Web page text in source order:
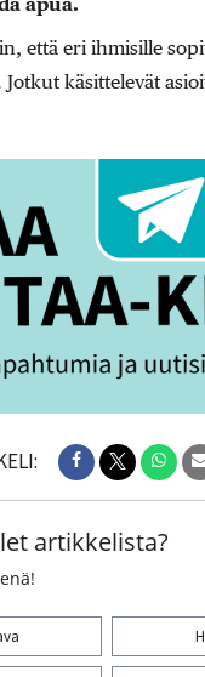
että eri ihmisille
käsittelevät
artikkelista?